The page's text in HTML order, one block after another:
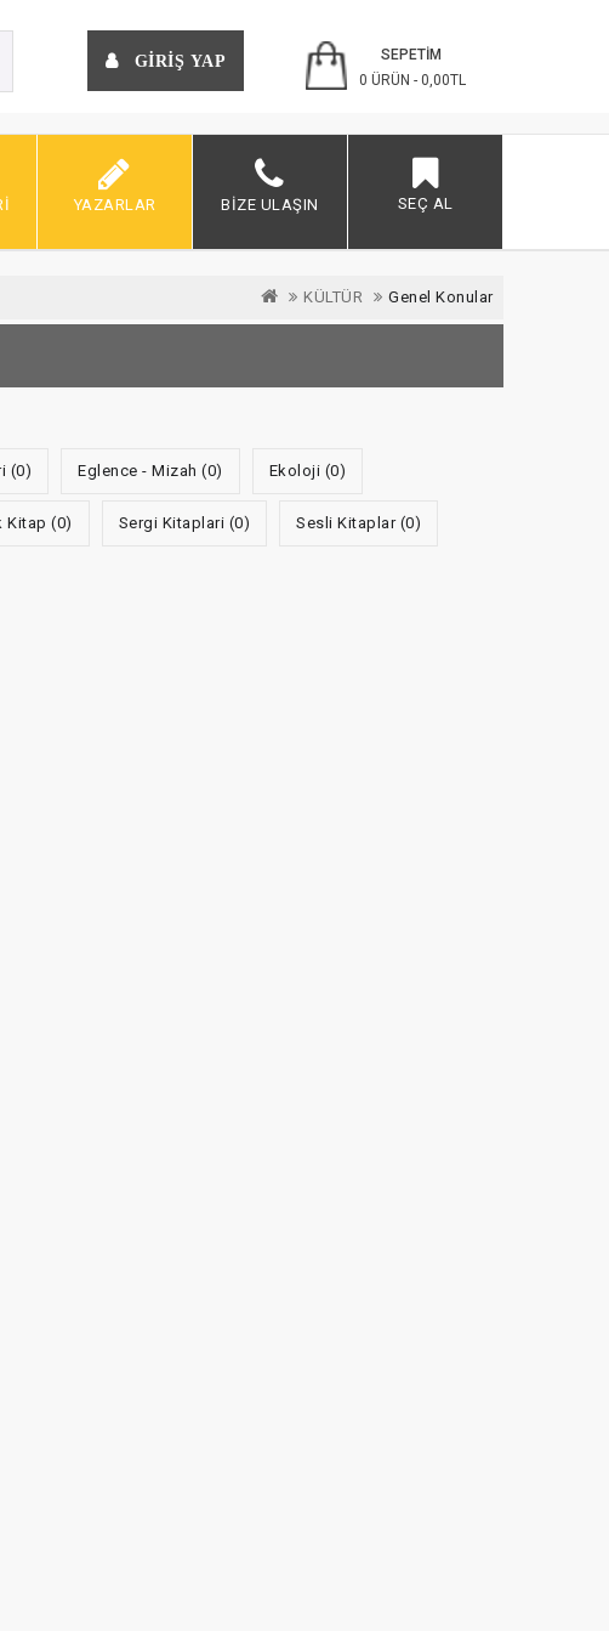
GİRİŞ YAP
SEPETİM
0 ÜRÜN - 0,00TL
YAZARLAR BIZE ULAŞIN SEÇ AL
KÜLTÜR Genel Konular
(0) Eglence - Mizah (0) Ekoloji (0)
Kitap (0) Sergi Kitaplari (0) Sesli Kitaplar (0)